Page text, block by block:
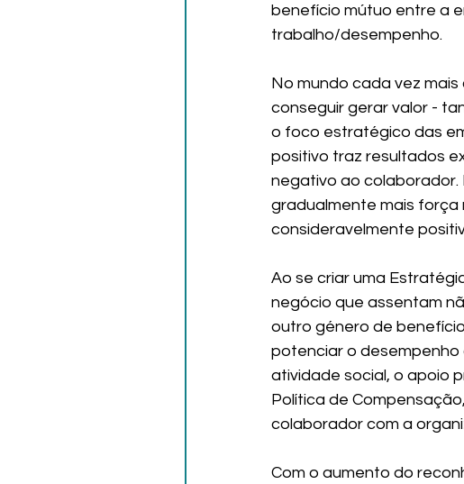
benefício mútuo entre a
trabalho/desempenho.
No mundo cada vez
conseguir gerar valor -
o foco estratégico das
positivo traz resultados
negativo ao colaborador.
gradualmente mais força
consideravelmente
Ao se criar uma
negócio que assentam
outro género de
potenciar o desempenho
atividade social, o apoio
Política de
colaborador com a
Com o aumento do